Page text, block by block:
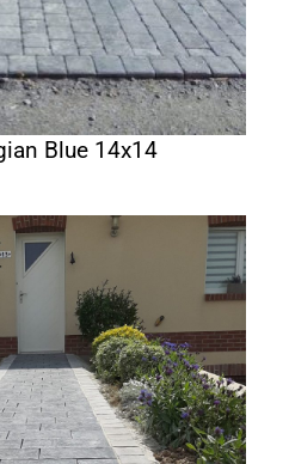
Blue 14x14